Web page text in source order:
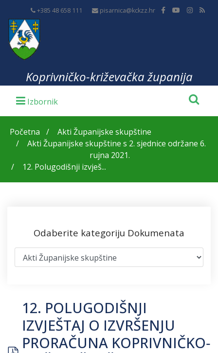
+385 48 658 111 pisarnica@kckzz.hr
Koprivničko-križevačka županija
Početna
Akti Županijske skupštine
Akti Županijske skupštine s 2. sjednice održane 6.
rujna 2021.
12. Polugodišnji izvješ...
Odaberite kategoriju Dokumenata
12. POLUGODIŠNJI
IZVJEŠTAJ O IZVRŠENJU
PRORAČUNA KOPRIVNIČKO‐